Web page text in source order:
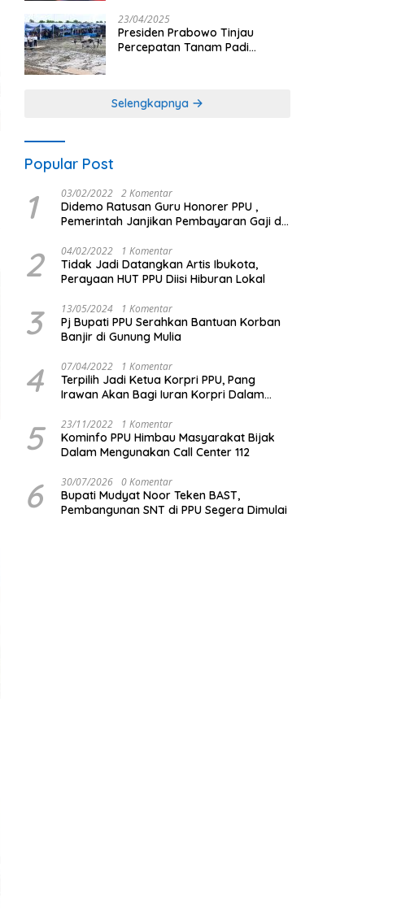
23/04/2025
Presiden Prabowo Tinjau
Percepatan Tanam Padi
Selengkapnya
Popular Post
1 03/02/2022 2 Komentar
Didemo Ratusan Guru Honorer PPU ,
Pemerintah Janjikan Pembayaran Gaji di
2 04/02/2022 1 Komentar
Tidak Jadi Datangkan Artis Ibukota,
Perayaan HUT PPU Diisi Hiburan Lokal
3 13/05/2024 1 Komentar
Pj Bupati PPU Serahkan Bantuan Korban
Banjir di Gunung Mulia
4 07/04/2022 1 Komentar
Terpilih Jadi Ketua Korpri PPU, Pang
Irawan Akan Bagi Iuran Korpri Dalam
5 23/11/2022 1 Komentar
Kominfo PPU Himbau Masyarakat Bijak
Dalam Mengunakan Call Center 112
6 30/07/2026 0 Komentar
Bupati Mudyat Noor Teken BAST,
Pembangunan SNT di PPU Segera Dimulai